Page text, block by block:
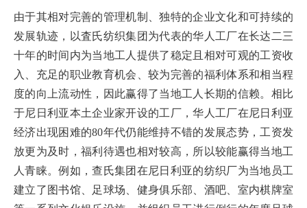
由于其相对完善的管理机制、独特的企业文化和可持续的
发展轨迹，以査氏纺织集团为代表的华人工厂在长达二三
十年的时间内为当地工人提供了稳定且相对可观的工资收
入、充足的职业教育机会、较为完善的福利体系和相当程
度的向上流动性，因此赢得了当地工人长期的信赖。相比
于尼日利亚本土企业家开设的工厂，华人工厂在尼日利亚
经济出现困难的80年代仍能维持不错的发展态势，工资发
放更为及时，福利待遇也相对较高，所以较能赢得当地工
人青睐。例如，查氏集团在尼日利亚的纺织厂为当地员工
建立了图书馆、足球场、健身俱乐部、酒吧、室内棋牌室